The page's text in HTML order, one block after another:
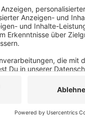
Veröffentlicht:Montag,
Anzeige